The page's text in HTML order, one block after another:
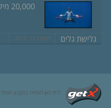
20,000 מיל מתחת לגל
גלישת גלים דצמבר 13, 2019
לחץ כאן לצפייה בתקנון האתר